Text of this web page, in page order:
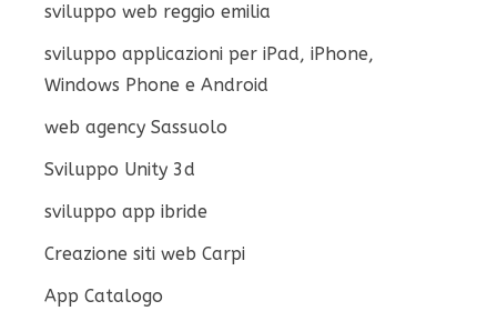
sviluppo web reggio emilia
sviluppo applicazioni per iPad, iPhone,
Windows Phone e Android
web agency Sassuolo
Sviluppo Unity 3d
sviluppo app ibride
Creazione siti web Carpi
App Catalogo